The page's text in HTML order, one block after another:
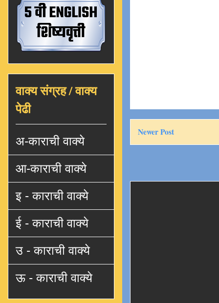
Newer Post
वाक्य संग्रह / वाक्य
पेढी
अ-काराची वाक्ये
आ-काराची वाक्ये
इ - काराची वाक्ये
ई - काराची वाक्ये
उ - काराची वाक्ये
ऊ - काराची वाक्ये